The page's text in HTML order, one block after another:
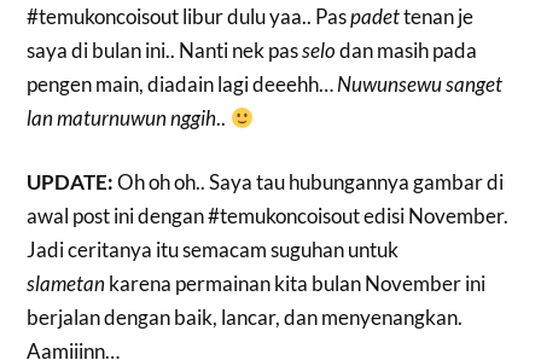
#temukoncoisout libur dulu yaa.. Paspadettenan je
saya di bulan ini.. Nanti nek passelodan masih pada
pengen main, diadain lagi deeehh…Nuwunsewu sanget
lan maturnuwun nggih..
UPDATE:Oh oh oh.. Saya tau hubungannya gambar di
awal post ini dengan #temukoncoisout edisi November.
Jadi ceritanya itu semacam suguhan untuk
slametankarena permainan kita bulan November ini
berjalan dengan baik, lancar, dan menyenangkan.
Aamiiinn…